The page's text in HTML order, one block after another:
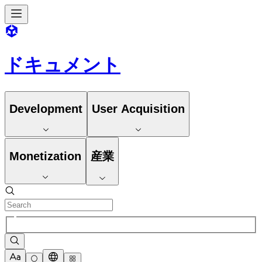
ドキュメント
Development User Acquisition
Monetization 産業